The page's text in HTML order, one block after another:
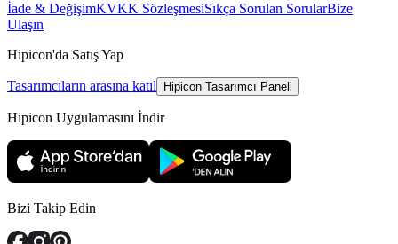
İade & DeğişimKVKK SözleşmesiSıkça Sorulan SorularBize
Ulaşın
Hipicon'da Satış Yap
Tasarımcıların arasına katıl Hipicon Tasarımcı Paneli
Hipicon Uygulamasını İndir
Bizi Takip Edin